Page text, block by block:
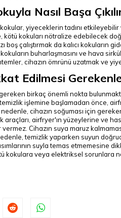
Nasıl Başa
yiyeceklerin tadını etkileyebilir
kokuları nötralize edebilecek
çalıştırmak da kalıcı kokuların
kokuların buharlaşmasını ve hava
cihazın ömrünü uzatmak ve
Edilmesi
birkaç önemli nokta
işlemine başlamadan önce,
cihazın soğuması için
araçları, airfryer'ın yüzeylerine ve
Cihazın suya maruz
temizlik yaparken suyun
suyla temas etmemesine
kokulara veya elektriksel sorunlara